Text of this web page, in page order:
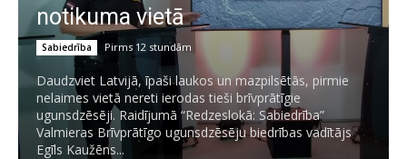
notikuma vietā
Sabiedrība Pirms 12 stundām
Daudzviet Latvijā, īpaši laukos un mazpilsētās, pirmie
nelaimes vietā nereti ierodas tieši brīvprātīgie
ugunsdzēsēji. Raidījumā “Redzeslokā: Sabiedrība”
Valmieras Brīvprātīgo ugunsdzēsēju biedrības vadītājs
Egīls Kaužēns...